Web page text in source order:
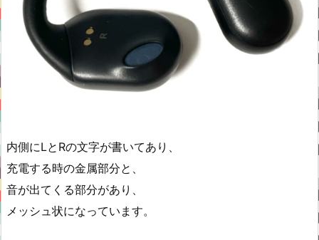
内側にLとRの文字が書いてあり、
充電する時の金属部分と、
音が出てくる部分があり、
メッシュ状になっています。